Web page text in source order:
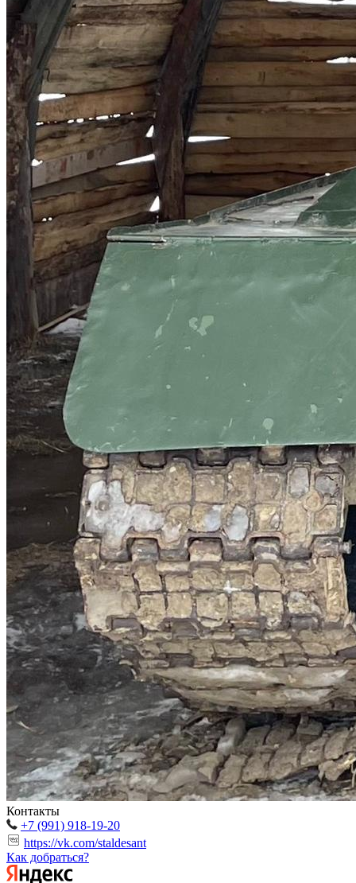
Контакты
+7 (991) 918-19-20
https://vk.com/staldesant
Как добраться?